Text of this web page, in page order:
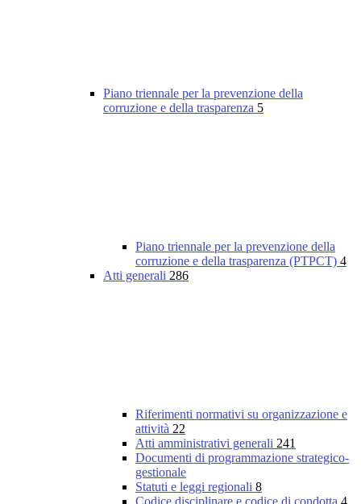
Piano triennale per la prevenzione della
corruzione e della trasparenza 5
Piano triennale per la prevenzione della
corruzione e della trasparenza (PTPCT) 4
Atti generali 286
Riferimenti normativi su organizzazione e
attività 22
Atti amministrativi generali 241
Documenti di programmazione strategico-
gestionale
Statuti e leggi regionali 8